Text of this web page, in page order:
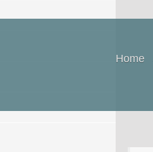
Home